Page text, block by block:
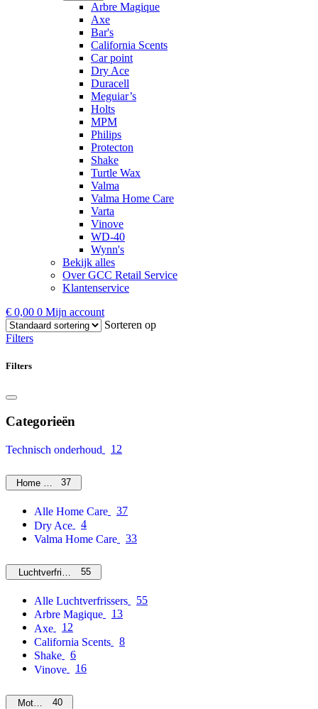
Arbre Magique
Axe
Bar's
California Scents
Car point
Dry Ace
Duracell
Meguiar’s
Holts
MPM
Philips
Protecton
Shake
Turtle Wax
Valma
Valma Home Care
Varta
Vinove
WD-40
Wynn's
Bekijk alles
Over GCC Retail Service
Klantenservice
€ 0,00 0 Mijn account
Sorteren op
Filters
Filters
Categorieën
Technisch onderhoud 12
Home Care37
Alle Home Care
37
Dry Ace
4
Valma Home Care
33
Luchtverfrissers55
Alle Luchtverfrissers
55
Arbre Magique
13
Axe
12
California Scents
8
Shake
6
Vinove
16
Motorolie40